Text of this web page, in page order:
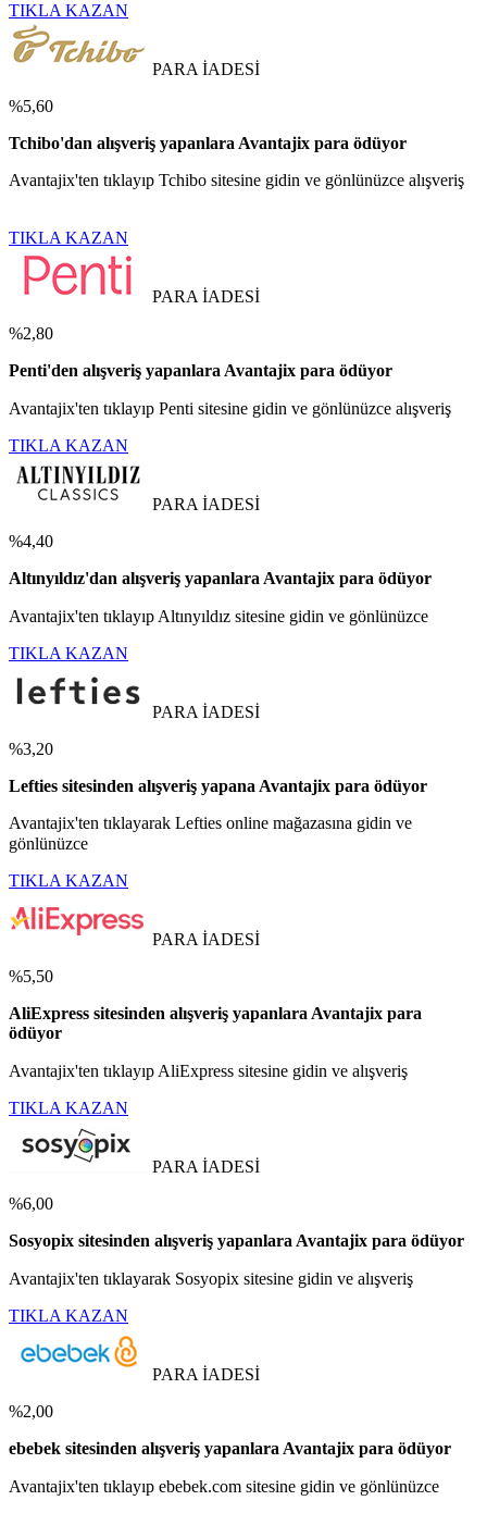
TIKLA KAZAN
PARA İADESİ
%5,60
Tchibo'dan alışveriş yapanlara Avantajix para ödüyor
Avantajix'ten tıklayıp Tchibo sitesine gidin ve gönlünüzce alışveriş
TIKLA KAZAN
PARA İADESİ
%2,80
Penti'den alışveriş yapanlara Avantajix para ödüyor
Avantajix'ten tıklayıp Penti sitesine gidin ve gönlünüzce alışveriş
TIKLA KAZAN
PARA İADESİ
%4,40
Altınyıldız'dan alışveriş yapanlara Avantajix para ödüyor
Avantajix'ten tıklayıp Altınyıldız sitesine gidin ve gönlünüzce
TIKLA KAZAN
PARA İADESİ
%3,20
Lefties sitesinden alışveriş yapana Avantajix para ödüyor
Avantajix'ten tıklayarak Lefties online mağazasına gidin ve
gönlünüzce
TIKLA KAZAN
PARA İADESİ
%5,50
AliExpress sitesinden alışveriş yapanlara Avantajix para
ödüyor
Avantajix'ten tıklayıp AliExpress sitesine gidin ve alışveriş
TIKLA KAZAN
PARA İADESİ
%6,00
Sosyopix sitesinden alışveriş yapanlara Avantajix para ödüyor
Avantajix'ten tıklayarak Sosyopix sitesine gidin ve alışveriş
TIKLA KAZAN
PARA İADESİ
%2,00
ebebek sitesinden alışveriş yapanlara Avantajix para ödüyor
Avantajix'ten tıklayıp ebebek.com sitesine gidin ve gönlünüzce